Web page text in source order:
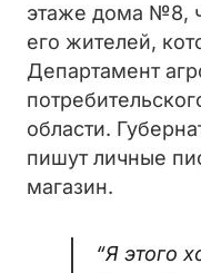
этаже дома №8,
его жителей,
Департамент
области.
пишут личные
магазин.
“Я этого